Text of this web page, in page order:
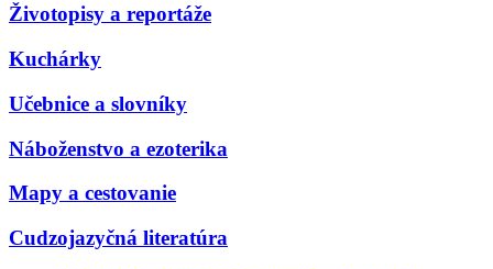
Životopisy a reportáže
Kuchárky
Učebnice a slovníky
Náboženstvo a ezoterika
Mapy a cestovanie
Cudzojazyčná literatúra